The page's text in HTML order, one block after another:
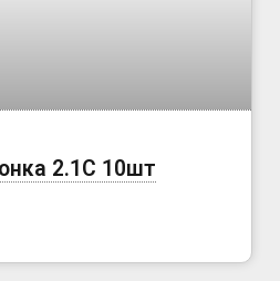
2.1C 10шт